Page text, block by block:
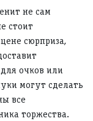
не сам
стоит
сюрприза,
очков или
могут сделать
все
торжества.